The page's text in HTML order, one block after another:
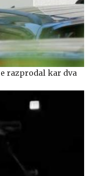
razprodal kar dva